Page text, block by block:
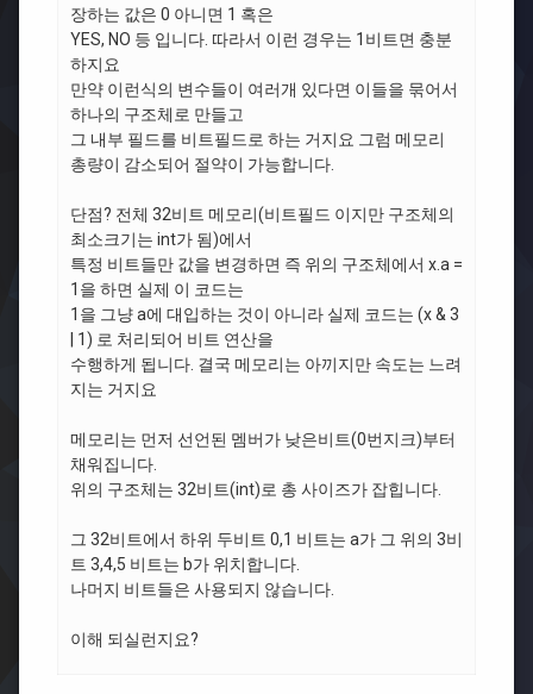
장하는 값은 0 아니면 1 혹은
YES, NO 등 입니다. 따라서 이런 경우는 1비트면 충분
하지요
만약 이런식의 변수들이 여러개 있다면 이들을 묶어서
하나의 구조체로 만들고
그 내부 필드를 비트필드로 하는 거지요 그럼 메모리
총량이 감소되어 절약이 가능합니다.
단점? 전체 32비트 메모리(비트필드 이지만 구조체의
최소크기는 int가 됨)에서
특정 비트들만 값을 변경하면 즉 위의 구조체에서 x.a =
1을 하면 실제 이 코드는
1을 그냥 a에 대입하는 것이 아니라 실제 코드는 (x & 3
| 1) 로 처리되어 비트 연산을
수행하게 됩니다. 결국 메모리는 아끼지만 속도는 느려
지는 거지요
메모리는 먼저 선언된 멤버가 낮은비트(0번지크)부터
채워집니다.
위의 구조체는 32비트(int)로 총 사이즈가 잡힙니다.
그 32비트에서 하위 두비트 0,1 비트는 a가 그 위의 3비
트 3,4,5 비트는 b가 위치합니다.
나머지 비트들은 사용되지 않습니다.
이해 되실런지요?